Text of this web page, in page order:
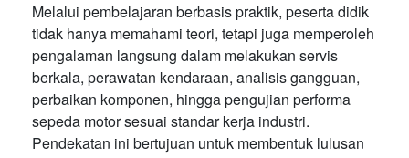
Melalui pembelajaran berbasis praktik, peserta didik
tidak hanya memahami teori, tetapi juga memperoleh
pengalaman langsung dalam melakukan servis
berkala, perawatan kendaraan, analisis gangguan,
perbaikan komponen, hingga pengujian performa
sepeda motor sesuai standar kerja industri.
Pendekatan ini bertujuan untuk membentuk lulusan